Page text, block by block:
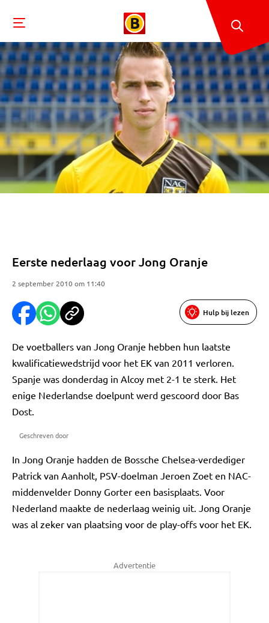
Eerste nederlaag voor Jong Oranje
2 september 2010 om 11:40
Hulp bij lezen
De voetballers van Jong Oranje hebben hun laatste
kwalificatiewedstrijd voor het EK van 2011 verloren.
Spanje was donderdag in Alcoy met 2-1 te sterk. Het
enige Nederlandse doelpunt werd gescoord door Bas
Dost.
Geschreven door
In Jong Oranje hadden de Bossche Chelsea-verdediger
Patrick van Aanholt, PSV-doelman Jeroen Zoet en NAC-
middenvelder Donny Gorter een basisplaats. Voor
Nederland maakte de nederlaag weinig uit. Jong Oranje
was al zeker van plaatsing voor de play-offs voor het EK.
Advertentie